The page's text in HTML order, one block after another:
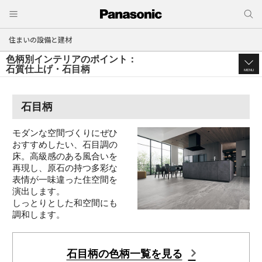
住まいの設備と建材
色柄別インテリアのポイント：
石質仕上げ・石目柄
MENU
石目柄
モダンな空間づくりにぜひ
おすすめしたい、石目調の
床。高級感のある風合いを
再現し、原石の持つ多彩な
表情が一味違った住空間を
演出します。
しっとりとした和空間にも
調和します。
石目柄の色柄一覧を見る